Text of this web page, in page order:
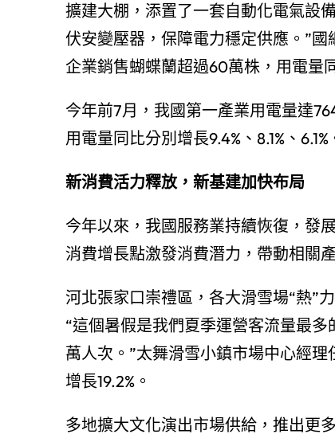
擴建大棚，添置了一套自動化電氣設
伏安變壓器，保障電力穩定供應。”
企業銷售蝴蝶蘭超過60萬株，用電量
今年前7月，我國第一產業用電量達
用電量同比分別增長9.4%、8.1%、6.1%
新消費活力釋放，新基建加快布局
今年以來，我國服務業持續恢復，發
消費增長點激發消費潛力，帶動相關
河北張家口崇禮區，各大滑雪場“熱”
“這個暑假是我們夏季運營客流量最
萬人次。”太舞滑雪小鎮市場中心經
增長19.2%。
多地擴大文化演出市場供給，推出更